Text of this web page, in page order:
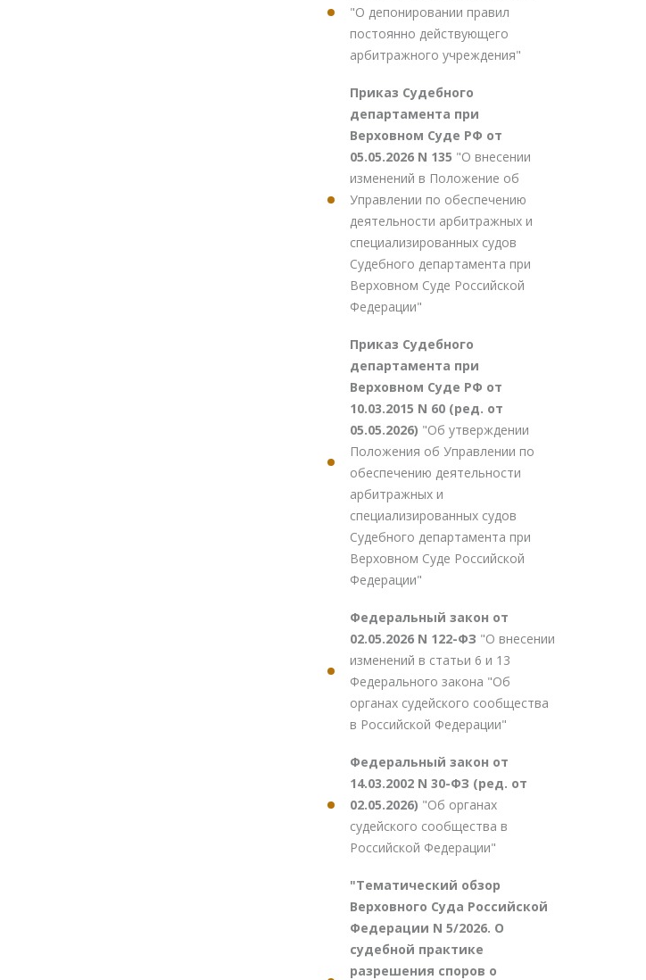
"О депонировании правил
постоянно действующего
арбитражного учреждения"
Приказ Судебного
департамента при
Верховном Суде РФ от
05.05.2026 N 135 "О внесении
изменений в Положение об
Управлении по обеспечению
деятельности арбитражных и
специализированных судов
Судебного департамента при
Верховном Суде Российской
Федерации"
Приказ Судебного
департамента при
Верховном Суде РФ от
10.03.2015 N 60 (ред. от
05.05.2026) "Об утверждении
Положения об Управлении по
обеспечению деятельности
арбитражных и
специализированных судов
Судебного департамента при
Верховном Суде Российской
Федерации"
Федеральный закон от
02.05.2026 N 122-ФЗ "О внесении
изменений в статьи 6 и 13
Федерального закона "Об
органах судейского сообщества
в Российской Федерации"
Федеральный закон от
14.03.2002 N 30-ФЗ (ред. от
02.05.2026) "Об органах
судейского сообщества в
Российской Федерации"
"Тематический обзор
Верховного Суда Российской
Федерации N 5/2026. О
судебной практике
разрешения споров о